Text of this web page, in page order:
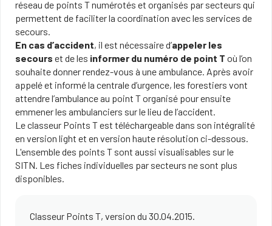
réseau de points T numérotés et organisés par secteurs qui
permettent de faciliter la coordination avec les services de
secours.
En cas d’accident, il est nécessaire d’appeler les
secours et de les informer du numéro de point T où l’on
souhaite donner rendez-vous à une ambulance. Après avoir
appelé et informé la centrale d’urgence, les forestiers vont
attendre l’ambulance au point T organisé pour ensuite
emmener les ambulanciers sur le lieu de l’accident.
Le classeur Points T est téléchargeable dans son intégralité
en version light et en version haute résolution ci-dessous.
L'ensemble des points T sont aussi visualisables sur le
SITN. Les fiches individuelles par secteurs ne sont plus
disponibles.
Classeur Points T, version du 30.04.2015.